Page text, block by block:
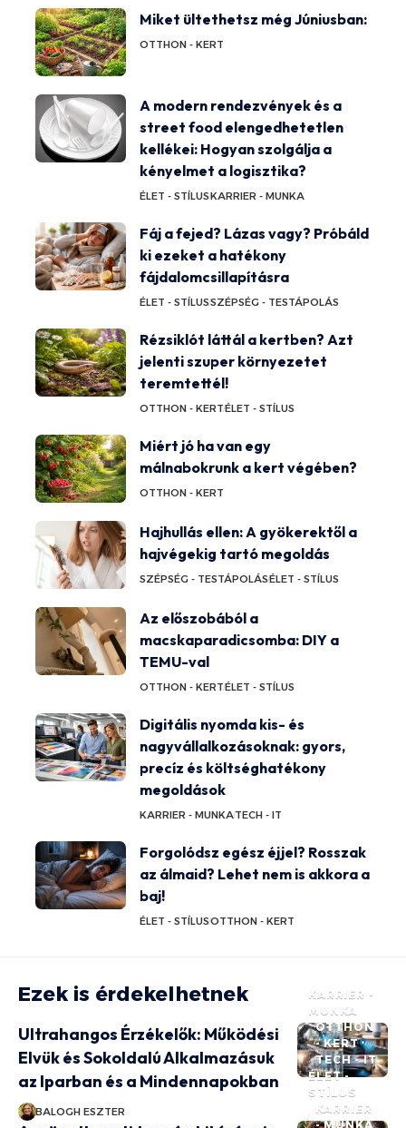
Miket ültethetsz még Júniusban:
OTTHON - KERT
A modern rendezvények és a
street food elengedhetetlen
kellékei: Hogyan szolgálja a
kényelmet a logisztika?
ÉLET - STÍLUSKARRIER - MUNKA
Fáj a fejed? Lázas vagy? Próbáld
ki ezeket a hatékony
fájdalomcsillapításra
ÉLET - STÍLUSSZÉPSÉG - TESTÁPOLÁS
Rézsiklót láttál a kertben? Azt
jelenti szuper környezetet
teremtettél!
OTTHON - KERTÉLET - STÍLUS
Miért jó ha van egy
málnabokrunk a kert végében?
OTTHON - KERT
Hajhullás ellen: A gyökerektől a
hajvégekig tartó megoldás
SZÉPSÉG - TESTÁPOLÁSÉLET - STÍLUS
Az előszobából a
macskaparadicsomba: DIY a
TEMU-val
OTTHON - KERTÉLET - STÍLUS
Digitális nyomda kis- és
nagyvállalkozásoknak: gyors,
precíz és költséghatékony
megoldások
KARRIER - MUNKATECH - IT
Forgolódsz egész éjjel? Rosszak
az álmaid? Lehet nem is akkora a
baj!
ÉLET - STÍLUSOTTHON - KERT
Ezek is érdekelhetnek
KARRIER -
MUNKA
OTTHON
- KERT
TECH - IT
Ultrahangos Érzékelők: Működési
Elvük és Sokoldalú Alkalmazásuk
az Iparban és a Mindennapokban
BALOGH ESZTER
ÉLET -
STÍLUS
KARRIER
- MUNKA